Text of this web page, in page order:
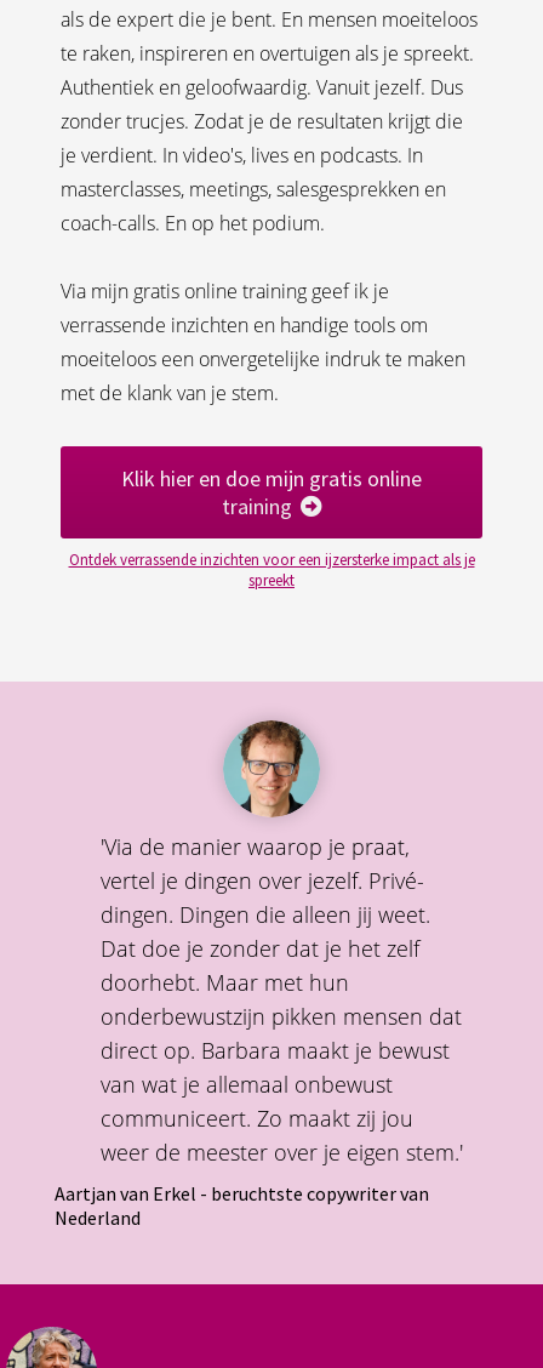
als de expert die je bent. En mensen moeiteloos
te raken, inspireren en overtuigen als je spreekt.
Authentiek en geloofwaardig. Vanuit jezelf. Dus
zonder trucjes. Zodat je de resultaten krijgt die
je verdient. In video's, lives en podcasts. In
masterclasses, meetings, salesgesprekken en
coach-calls. En op het podium.
Via mijn gratis online training geef ik je
verrassende inzichten en handige tools om
moeiteloos een onvergetelijke indruk te maken
met de klank van je stem.
Klik hier en doe mijn gratis online
training
Ontdek verrassende inzichten voor een ijzersterke impact als je
spreekt
'Via de manier waarop je praat,
vertel je dingen over jezelf. Privé-
dingen. Dingen die alleen jij weet.
Dat doe je zonder dat je het zelf
doorhebt. Maar met hun
onderbewustzijn pikken mensen dat
direct op. Barbara maakt je bewust
van wat je allemaal onbewust
communiceert. Zo maakt zij jou
weer de meester over je eigen stem.'
Aartjan van Erkel - beruchtste copywriter van
Nederland